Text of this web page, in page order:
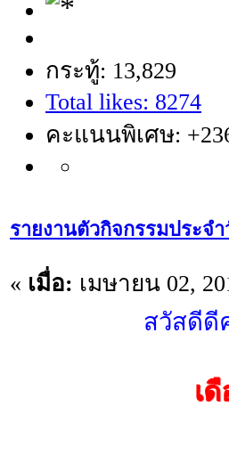
กระทู้: 13,829
Total likes: 8274
คะแนนพิเศษ:
รายงานตัวกิจกรรมประจำ
« เมื่อ: เมษายน 02,
สวัสดีดี
เ